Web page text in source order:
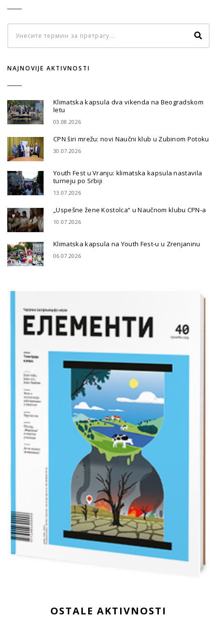
NAJNOVIJE AKTIVNOSTI
Klimatska kapsula dva vikenda na Beogradskom
letu
03.08.2026
CPN širi mrežu: novi Naučni klub u Zubinom Potoku
30.07.2026
Youth Fest u Vranju: klimatska kapsula nastavila
turneju po Srbiji
13.07.2026
„Uspešne žene Kostolca“ u Naučnom klubu CPN-a
10.07.2026
Klimatska kapsula na Youth Fest-u u Zrenjaninu
06.07.2026
OSTALE AKTIVNOSTI